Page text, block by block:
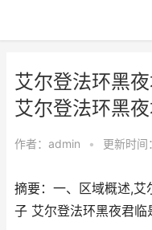
艾尔登法环黑
艾尔登法环黑
作者： admin • 更新时
摘要：一、区域概述,
子 艾尔登法环黑夜君临